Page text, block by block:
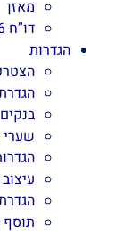
מאזן
דו”ח 856
הגדרות
בנקים
תוסף